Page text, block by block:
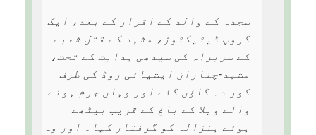
سجدہ کے والد کے اقرار کے بعد، ایک
گروپ ڈیٹیکٹوز، مشہد کے قتل شعبے
کے سربراہ کی سیدھی ہدایت کے تحت،
مشہد-چناران ایشیائی روڈ کی طرف
کور دہ گاؤں گئے اور وہاں جرم ہونے
والے ویلا کے باغ کے قریب بیٹھے
ہوئے ہنزالہ کو گرفتار کیا۔ اور وہ